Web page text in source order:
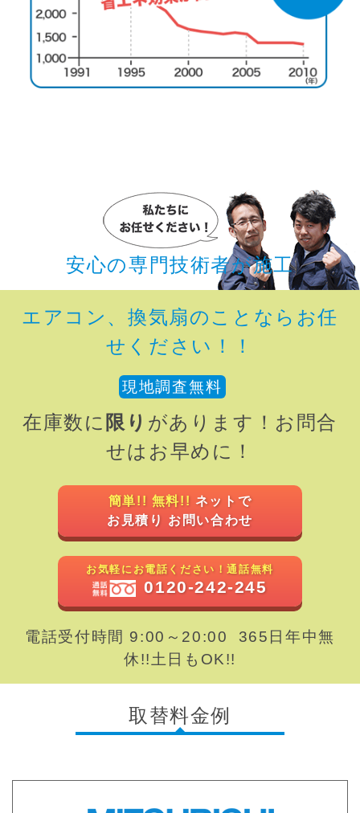
安心の専門技術者が施工
エアコン、換気扇のことならお任
せください！！
現地調査無料
在庫数に 限り があります！お問合
せはお早めに！
簡単!! 無料!! ネットで
お見積り お問い合わせ
お気軽にお電話ください！通話無料
0120-242-245
電話受付時間 9:00～20:00 365日年中無
休!!土日もOK!!
取替料金例